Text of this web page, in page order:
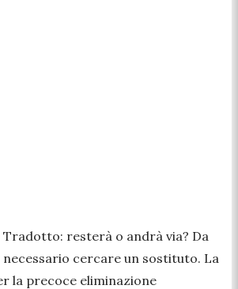
resterà o andrà via? Da
cercare un sostituto. La
la precoce eliminazione